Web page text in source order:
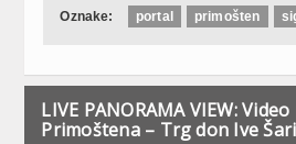
Oznake: portal primošten
LIVE PANORAMA VIEW:
Primoštena – Trg don Ive